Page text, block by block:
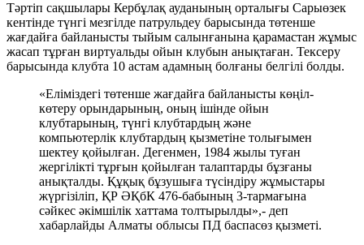
Тәртіп сақшылары Кербұлақ ауданының орталығы Сарыөзек
кентінде түнгі мезгілде патрульдеу барысында төтенше
жағдайға байланысты тыйым салынғанына қарамастан жұмыс
жасап тұрған виртуальды ойын клубын анықтаған. Тексеру
барысында клубта 10 астам адамның болғаны белгілі болды.
«Еліміздегі төтенше жағдайға байланысты көңіл-
көтеру орындарының, оның ішінде ойын
клубтарының, түнгі клубтардың және
компьютерлік клубтардың қызметіне толығымен
шектеу қойылған. Дегенмен, 1984 жылы туған
жергілікті тұрғын қойылған талаптарды бұзғаны
анықталды. Құқық бұзушыға түсіндіру жұмыстары
жүргізіліп, ҚР ӘҚбК 476-бабының 3-тармағына
сәйкес әкімшілік хаттама толтырылды»,- деп
хабарлайды Алматы облысы ПД баспасөз қызметі.